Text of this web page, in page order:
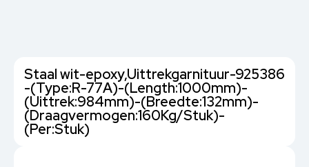
Staal wit-epoxy,Uittrekgarnituur-925386
-(Type:R-77A)-(Length:1000mm)-
(Uittrek:984mm)-(Breedte:132mm)-
(Draagvermogen:160Kg/Stuk)-
(Per:Stuk)